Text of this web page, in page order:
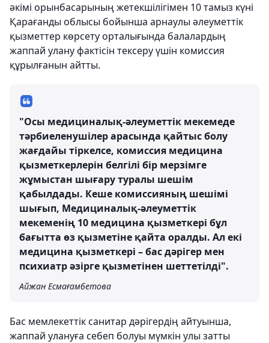
әкімі орынбасарының жетекшілігімен 10 тамыз күні
Қарағанды ​​облысы бойынша арнаулы әлеуметтік
қызметтер көрсету орталығында балалардың
жаппай улану фактісін тексеру үшін комиссия
құрылғанын айтты.
"Осы медициналық-әлеуметтік мекемеде
тәрбиеленушілер арасында қайтыс болу
жағдайы тіркелсе, комиссия медицина
қызметкерлерін белгілі бір мерзімге
жұмыстан шығару туралы шешім
қабылдады. Кеше комиссияның шешімі
шығып, Медициналық-әлеуметтік
мекеменің 10 медицина қызметкері бұл
бағытта өз қызметіне қайта оралды. Ал екі
медицина қызметкері – бас дәрігер мен
психиатр әзірге қызметінен шеттетілді".
Айжан Есмағамбетова
Бас мемлекеттік санитар дәрігердің айтуынша,
жаппай улануға себеп болуы мүмкін улы затты